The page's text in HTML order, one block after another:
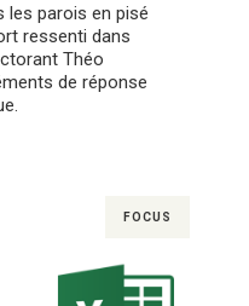
les parois en pisé
ressenti dans
Théo
de réponse
FOCUS